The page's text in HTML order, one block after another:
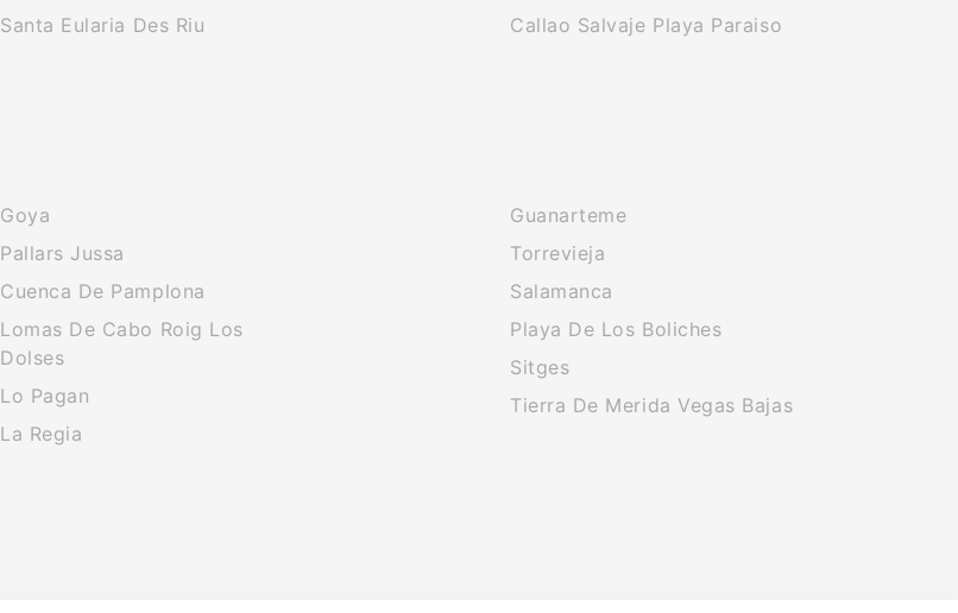
Santa Eularia Des Riu
Callao Salvaje Playa Paraiso
Goya
Pallars Jussa
Cuenca De Pamplona
Lomas De Cabo Roig Los
Dolses
Lo Pagan
La Regia
Guanarteme
Torrevieja
Salamanca
Playa De Los Boliches
Sitges
Tierra De Merida Vegas Bajas